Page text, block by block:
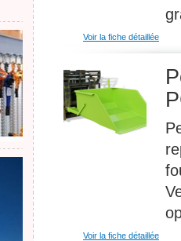
Voir la fiche détaillée
Voir la fiche détaillée